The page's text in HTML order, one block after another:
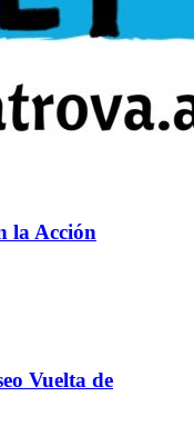
la Acción
Vuelta de